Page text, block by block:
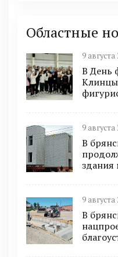
Областные
9
В День
Клинцы
9 августа
В
здания
9 августа
В